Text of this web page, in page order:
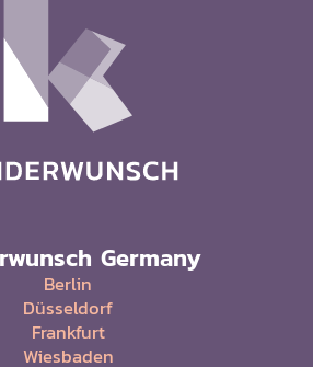
Germany
Berlin
Düsseldorf
Frankfurt
Wiesbaden